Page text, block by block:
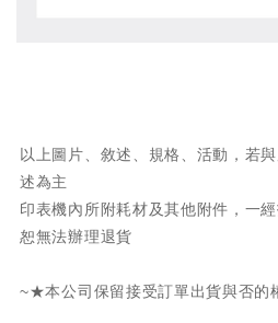
以上圖片、敘述、規格、活動，若
述為主
印表機內所附耗材及其他附件，一
恕無法辦理退貨
~★本公司保留接受訂單出貨與否